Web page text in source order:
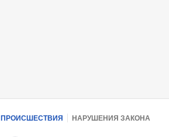
ПРОИСШЕСТВИЯ НАРУШЕНИЯ ЗАКОНА